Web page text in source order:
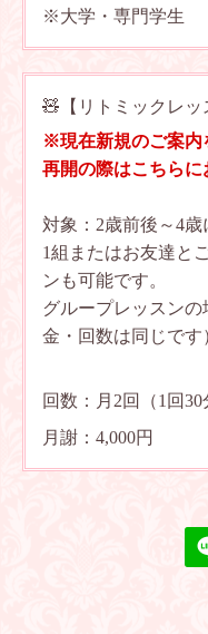
※大学・専門学生
🧸【リトミックレッ
※現在新規のご案内
再開の際はこちらに
対象：2歳前後～4歳
1組またはお友達と
ンも可能です。
グループレッスン
金・回数は同じです
回数：月2回（1回30
月謝：4,000円